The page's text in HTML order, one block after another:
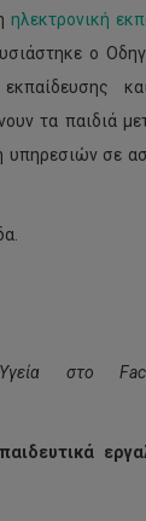
ηλεκτρονική
ο
τα παιδιά
υπηρεσιών σε
Υγεία στο